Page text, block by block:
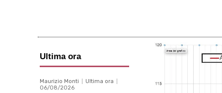
Ultima ora
Maurizio Monti
Ultima ora
06/08/2026